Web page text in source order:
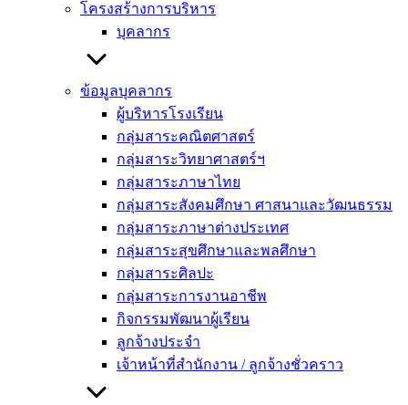
โครงสร้างการบริหาร
บุคลากร
ข้อมูลบุคลากร
ผู้บริหารโรงเรียน
กลุ่มสาระคณิตศาสตร์
กลุ่มสาระวิทยาศาสตร์ฯ
กลุ่มสาระภาษาไทย
กลุ่มสาระสังคมศึกษา ศาสนาและวัฒนธรรม
กลุ่มสาระภาษาต่างประเทศ
กลุ่มสาระสุขศึกษาและพลศึกษา
กลุ่มสาระศิลปะ
กลุ่มสาระการงานอาชีพ
กิจกรรมพัฒนาผู้เรียน
ลูกจ้างประจำ
เจ้าหน้าที่สำนักงาน / ลูกจ้างชั่วคราว